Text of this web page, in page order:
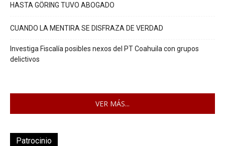
HASTA GÖRING TUVO ABOGADO
CUANDO LA MENTIRA SE DISFRAZA DE VERDAD
Investiga Fiscalía posibles nexos del PT Coahuila con grupos
delictivos
VER MÁS...
Patrocinio